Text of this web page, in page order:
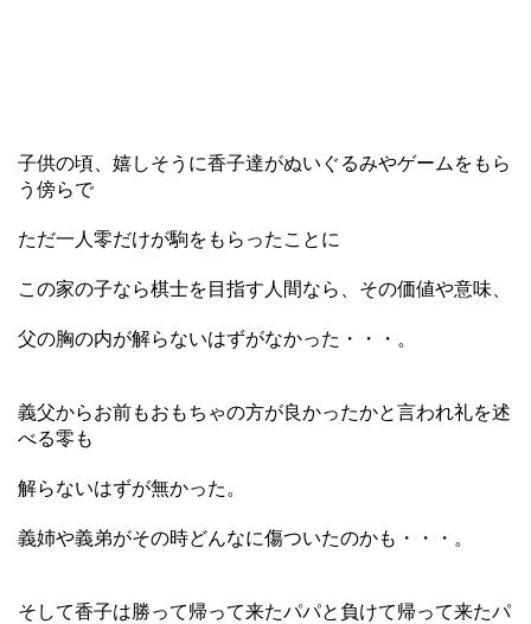
子供の頃、嬉しそうに香子達がぬいぐるみやゲームをもら
う傍らで
ただ一人零だけが駒をもらったことに
この家の子なら棋士を目指す人間なら、その価値や意味、
父の胸の内が解らないはずがなかった・・・。
義父からお前もおもちゃの方が良かったかと言われ礼を述
べる零も
解らないはずが無かった。
義姉や義弟がその時どんなに傷ついたのかも・・・。
そして香子は勝って帰って来たパパと負けて帰って来たパ